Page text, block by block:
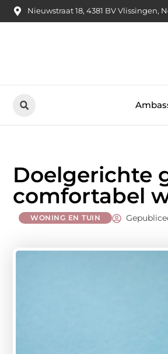
Nieuwstraat 18, 4381 BV Vlissingen,
Doelgerichte
comfortabel
WONING EN TUIN